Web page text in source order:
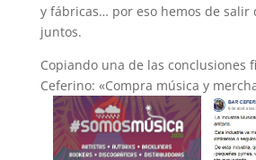
y fábricas… por eso hemos de salir
juntos.
Copiando una de las conclusiones
Ceferino: «Compra música y